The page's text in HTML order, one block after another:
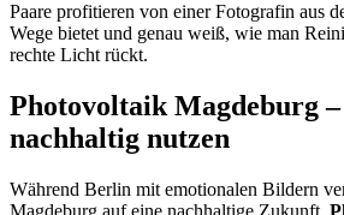
Paare profitieren von einer Fotografin aus
Wege bietet und genau weiß, wie man
rechte Licht rückt.
Photovoltaik Magdeburg
nachhaltig nutzen
Während Berlin mit emotionalen Bildern
Magdeburg auf eine nachhaltige Zukunft.